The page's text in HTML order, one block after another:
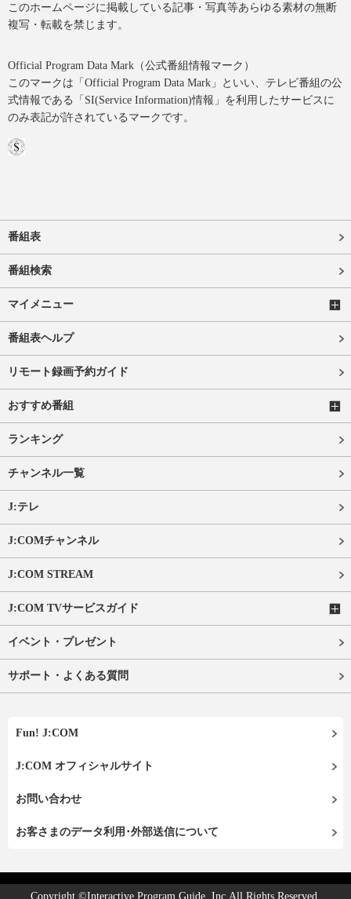
このホームページに掲載している記事・写真等あらゆる素材の無断
複写・転載を禁じます。
Official Program Data Mark（公式番組情報マーク）
このマークは「Official Program Data Mark」といい、テレビ番組の公
式情報である「SI(Service Information)情報」を利用したサービスに
のみ表記が許されているマークです。
番組表
番組検索
マイメニュー
番組表ヘルプ
リモート録画予約ガイド
おすすめ番組
ランキング
チャンネル一覧
J:テレ
J:COMチャンネル
J:COM STREAM
J:COM TVサービスガイド
イベント・プレゼント
サポート・よくある質問
Fun! J:COM
J:COM オフィシャルサイト
お問い合わせ
お客さまのデータ利用･外部送信について
Copyright ©Interactive Program Guide, Inc.All Rights Reserved.